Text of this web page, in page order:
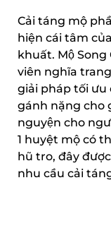
Cải táng mộ
hiện cái tâm
khuất. Mộ
viên nghĩa
giải pháp tối ưu
gánh nặng cho
nguyện cho
1 huyệt mộ có
hũ tro, đây
nhu cầu cải